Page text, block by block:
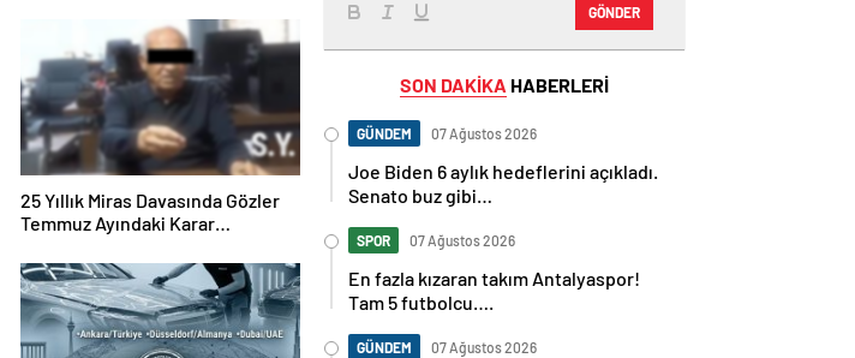
25 Yıllık Miras Davasında Gözler
Temmuz Ayındaki Karar
GÖNDER
SON DAKİKA HABERLERİ
GÜNDEM 07 Ağustos 2026
Joe Biden 6 aylık hedeflerini açıkladı.
Senato buz gibi…
SPOR 07 Ağustos 2026
En fazla kızaran takım Antalyaspor!
Tam 5 futbolcu….
GÜNDEM 07 Ağustos 2026